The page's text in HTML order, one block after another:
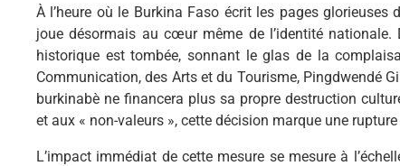
À l’heure où le Burkina Faso écrit les pages
joue désormais au cœur même de l’identité
historique est tombée, sonnant le glas de la
Communication, des Arts et du Tourisme, Pingdwendé
burkinabè ne financera plus sa propre destruction
et aux « non-valeurs », cette décision marque une
L’impact immédiat de cette mesure se mesure à